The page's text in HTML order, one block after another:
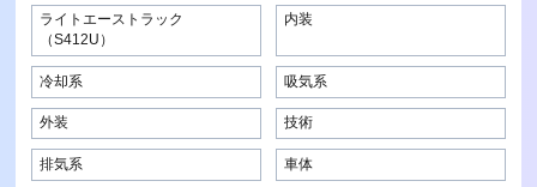
ライトエーストラック
（S412U）
内装
冷却系 吸気系
外装 技術
排気系 車体